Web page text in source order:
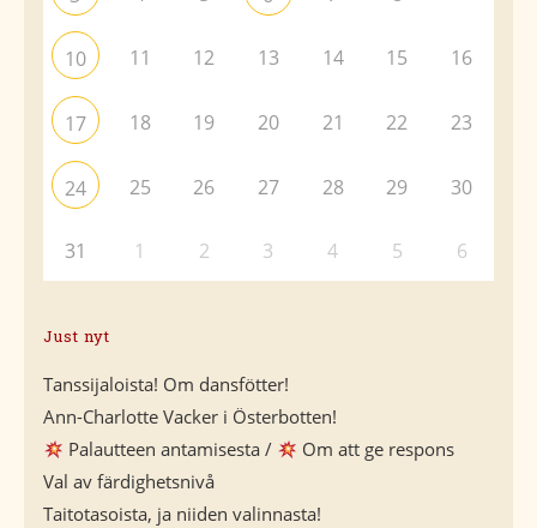
10 11 12 13 14 15 16
17 18 19 20 21 22 23
24 25 26 27 28 29 30
31 1 2 3 4 5 6
Just nyt
Tanssijaloista! Om dansfötter!
Ann-Charlotte Vacker i Österbotten!
Palautteen antamisesta /
Om att ge respons
Val av färdighetsnivå
Taitotasoista, ja niiden valinnasta!